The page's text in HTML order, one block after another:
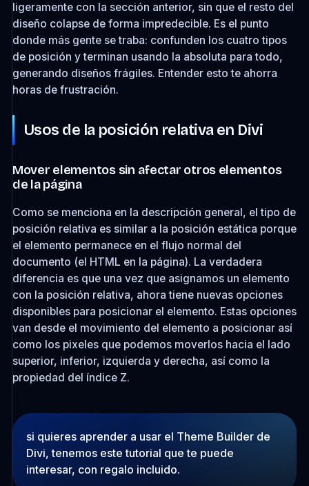
ligeramente con la sección anterior, sin que el resto del
diseño colapse de forma impredecible. Es el punto
donde más gente se traba: confunden los cuatro tipos
de posición y terminan usando la absoluta para todo,
generando diseños frágiles. Entender esto te ahorra
horas de frustración.
Usos de la posición relativa en Divi
Mover elementos sin afectar otros elementos
de la página
Como se menciona en la descripción general, el tipo de
posición relativa es similar a la posición estática porque
el elemento permanece en el flujo normal del
documento (el HTML en la página). La verdadera
diferencia es que una vez que asignamos un elemento
con la posición relativa, ahora tiene nuevas opciones
disponibles para posicionar el elemento. Estas opciones
van desde el movimiento del elemento a posicionar así
como los pixeles que podemos moverlos hacia el lado
superior, inferior, izquierda y derecha, así como la
propiedad del índice Z.
si quieres aprender a usar el Theme Builder de
Divi, tenemos este tutorial que te puede
interesar, con regalo incluido.